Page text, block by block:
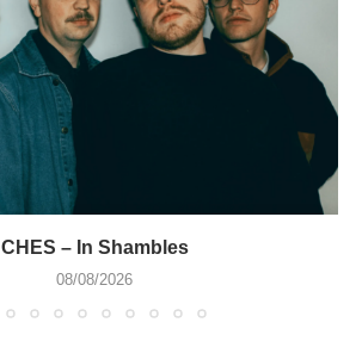
CHES – In Shambles
08/08/2026